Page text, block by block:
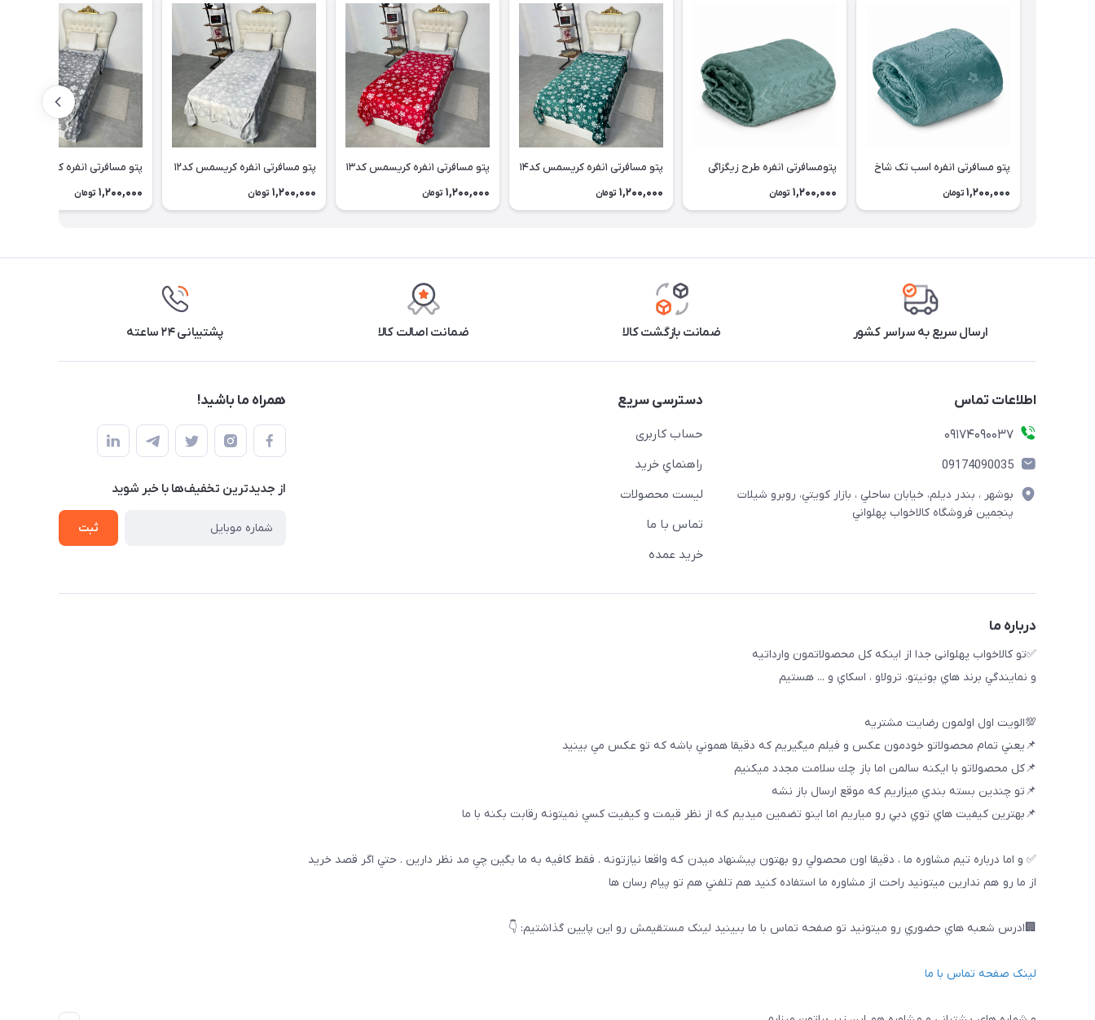
پتو مسافرتی ۱نفره اسب تک شاخ
1,200,000 تومان
پتومسافرتی ۱نفره طرح زیگزاگی
1,200,000 تومان
پتو مسافرتی ۱نفره کریسمس کد۱۴
1,200,000 تومان
پتو مسافرتی ۱نفره کریسمس کد۱۳
1,200,000 تومان
پتو مسافرتی ۱نفره کریسمس کد۱۲
1,200,000 تومان
پتو مسافرتی ۱نفره کریسمس کد۹
1,200,000 تومان
ارسال سریع به سراسر کشور ضمانت بازگشت کالا ضمانت اصالت کالا پشتیبانی ۲۴ ساعته
اطلاعات تماس
09174090037
09174090035
بوشهر ، بندر ديلم، خيابان ساحلي ، بازار كويتي، روبرو شيلات
پنجمين فروشگاه كالاخواب پهلواني
دسترسی سریع
حساب کاربری
راهنماي خريد
لیست محصولات
تماس با ما
خريد عمده
همراه ما باشید!
از جدید‌ترین تخفیف‌ها با‌ خبر شوید
ثبت
درباره ما
✅تو كالاخواب پهلوانى جدا از اينكه كل محصولاتمون وارداتيه
و نمايندگي برند هاي بونيتو، ترولاو ، اسكاي و ... هستيم
💯الويت اول اولمون رضايت مشتريه
📌يعني تمام محصولاتو خودمون عكس و فيلم ميگيريم كه دقيقا هموني باشه كه تو عكس مي بينيد
📌كل محصولاتو با ايكنه سالمن اما باز چك سلامت مجدد ميكنيم
📌تو چندين بسته بندي ميزاريم كه موقع ارسال باز نشه
📌بهترين كيفيت هاي توي دبي رو مياريم اما اينو تضمين ميديم كه از نظر قيمت و كيفيت كسي نميتونه رقابت بكنه با ما
✅ و اما درباره تيم مشاوره ما ، دقيقا اون محصولي رو بهتون پيشنهاد ميدن كه واقعا نيازتونه . فقط كافيه به ما بگين چي مد نظر دارين . حتي اگر قصد خريد
از ما رو هم ندارين ميتونيد راحت از مشاوره ما استفاده كنيد هم تلفني هم تو پيام رسان ها
🏢ادرس شعبه هاي حضوري رو ميتونيد تو صفحه تماس با ما ببینيد لینک مستقیمش رو این پایین گذاشتیم: 👇
لینک صفحه تماس با ما